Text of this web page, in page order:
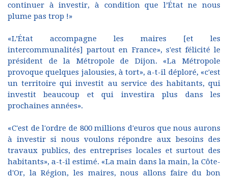
continuer à investir, à condition que l’État ne nous
plume pas trop !»
«L’État accompagne les maires [et les
intercommunalités] partout en France», s'est félicité le
président de la Métropole de Dijon. «La Métropole
provoque quelques jalousies, à tort», a-t-il déploré, «c'est
un territoire qui investit au service des habitants, qui
investit beaucoup et qui investira plus dans les
prochaines années».
«C'est de l'ordre de 800 millions d'euros que nous aurons
à investir si nous voulons répondre aux besoins des
travaux publics, des entreprises locales et surtout des
habitants», a-t-il estimé. «La main dans la main, la Côte-
d'Or, la Région, les maires, nous allons faire du bon